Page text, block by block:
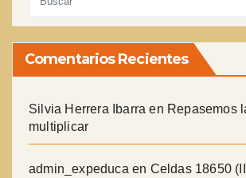
Comentarios Recientes
Silvia Herrera Ibarra en Repasemos
multiplicar
admin_expeduca en Celdas 18650